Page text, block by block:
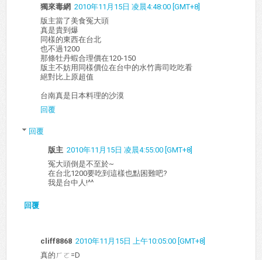
獨來毒網 2010年11月15日 凌晨4:48:00 [GMT+8]
版主當了美食冤大頭
真是貴到爆
同樣的東西在台北
也不過1200
那條牡丹蝦合理價在120-150
版主不妨用同樣價位在台中的水竹壽司吃吃看
絕對比上原超值
台南真是日本料理的沙漠
回覆
回覆
版主 2010年11月15日 凌晨4:55:00 [GMT+8]
冤大頭倒是不至於~
在台北1200要吃到這樣也點困難吧?
我是台中人!^^
回覆
cliff8868 2010年11月15日 上午10:05:00 [GMT+8]
真的ㄏㄛ=D